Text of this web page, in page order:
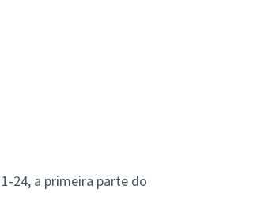
24, a primeira parte do